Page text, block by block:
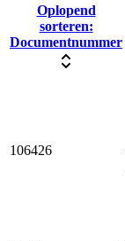
Oplopend
sorteren:
Documentnummer
106426